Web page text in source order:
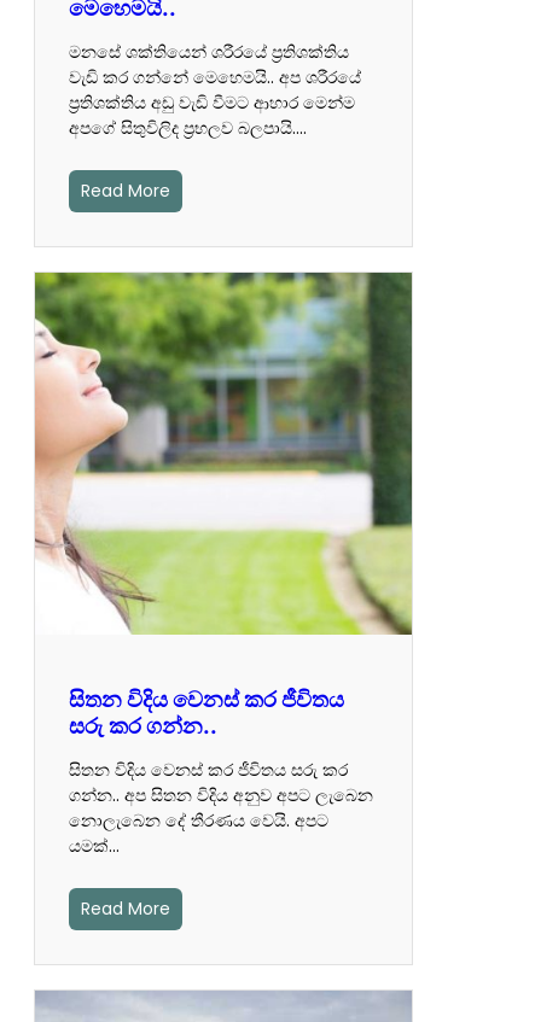
මෙහෙමයි..
මනසේ ශක්තියෙන් ශරීරයේ ප්‍රතිශක්තිය
වැඩි කර ගන්නේ මෙහෙමයි.. අප ශරීරයේ
ප්‍රතිශක්තිය අඩු වැඩි වීමට ආහාර මෙන්ම
අපගේ සිතුවිලිද ප්‍රභලව බලපායි.…
Read More
සිතන විදිය වෙනස් කර ජීවිතය
සරු කර ගන්න..
සිතන විදිය වෙනස් කර ජීවිතය සරු කර
ගන්න.. ‍අප සිතන විදිය අනුව අපට ලැබෙන
නොලැබෙන දේ තීරණය වෙයි. අපට
යමක්…
Read More